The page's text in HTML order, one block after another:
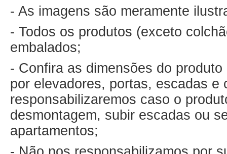
- As imagens são meramente
- Todos os produtos (exceto
embalados;
- Confira as dimensões do
por elevadores, portas, escadas e
responsabilizaremos caso o
desmontagem, subir escadas ou
apartamentos;